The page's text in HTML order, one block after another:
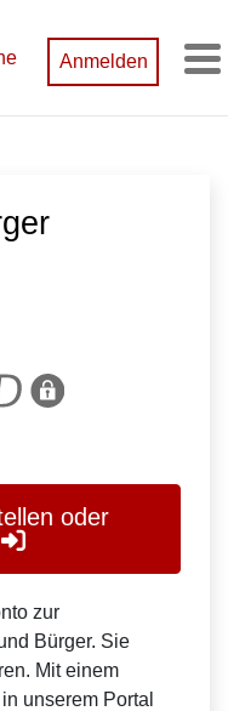
Anmelden
oder
zur
Bürger. Sie
Mit einem
unserem Portal